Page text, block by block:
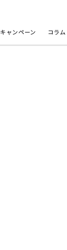
キャンペーン コラム